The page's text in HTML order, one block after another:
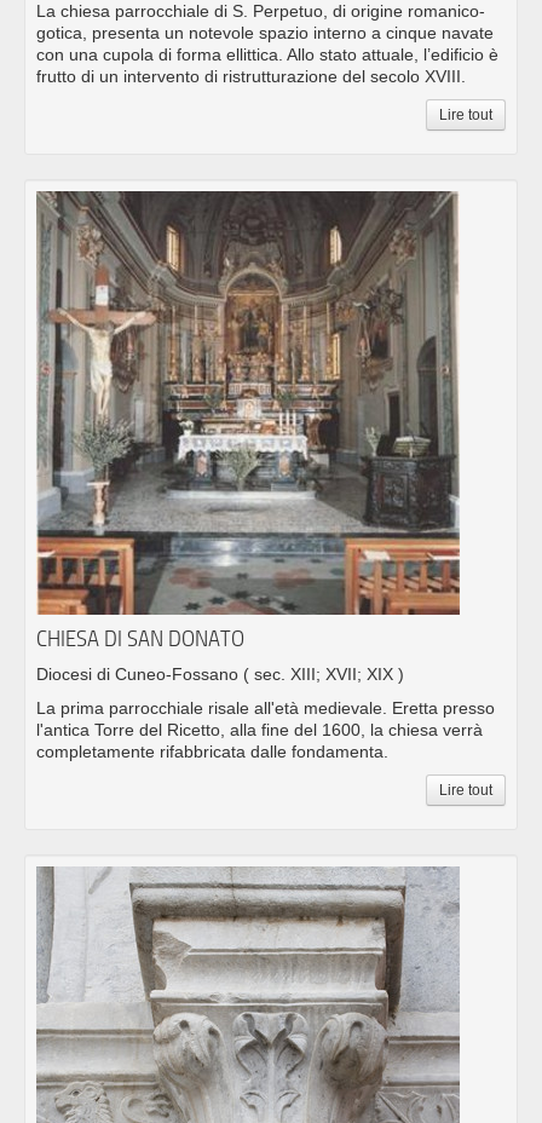
La chiesa parrocchiale di S. Perpetuo, di origine romanico-
gotica, presenta un notevole spazio interno a cinque navate
con una cupola di forma ellittica. Allo stato attuale, l’edificio è
frutto di un intervento di ristrutturazione del secolo XVIII.
Lire tout
CHIESA DI SAN DONATO
Diocesi di Cuneo-Fossano ( sec. XIII; XVII; XIX )
La prima parrocchiale risale all'età medievale. Eretta presso
l'antica Torre del Ricetto, alla fine del 1600, la chiesa verrà
completamente rifabbricata dalle fondamenta.
Lire tout